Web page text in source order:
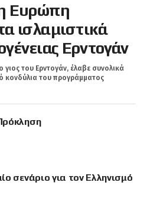
Ευρώπη
ισλαμιστικά
Ερντογάν
γιος του Ερντογάν, έλαβε συνολικά
κονδύλια του προγράμματος
σενάριο για τον Ελληνισμό